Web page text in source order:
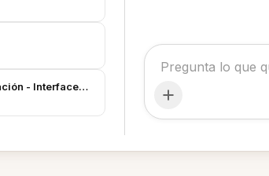
- Interfaces adaptativas